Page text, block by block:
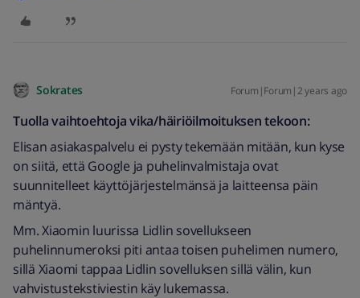
Sokrates Forum|Forum|2 years ago
Tuolla vaihtoehtoja vika/häiriöilmoituksen tekoon:
Elisan asiakaspalvelu ei pysty tekemään mitään, kun kyse
on siitä, että Google ja puhelinvalmistaja ovat
suunnitelleet käyttöjärjestelmänsä ja laitteensa päin
mäntyä.
Mm. Xiaomin luurissa Lidlin sovellukseen
puhelinnumeroksi piti antaa toisen puhelimen numero,
sillä Xiaomi tappaa Lidlin sovelluksen sillä välin, kun
vahvistustekstiviestin käy lukemassa.